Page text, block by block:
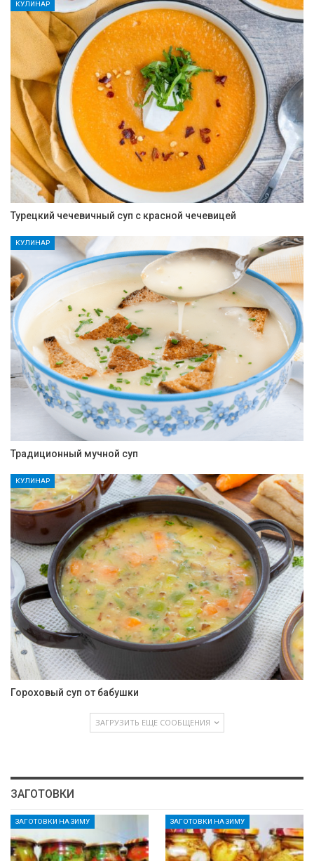
КУЛИНАР
Турецкий чечевичный суп с красной чечевицей
КУЛИНАР
Традиционный мучной суп
КУЛИНАР
Гороховый суп от бабушки
ЗАГРУЗИТЬ ЕЩЕ СООБЩЕНИЯ
ЗАГОТОВКИ
ЗАГОТОВКИ НА ЗИМУ ЗАГОТОВКИ НА ЗИМУ